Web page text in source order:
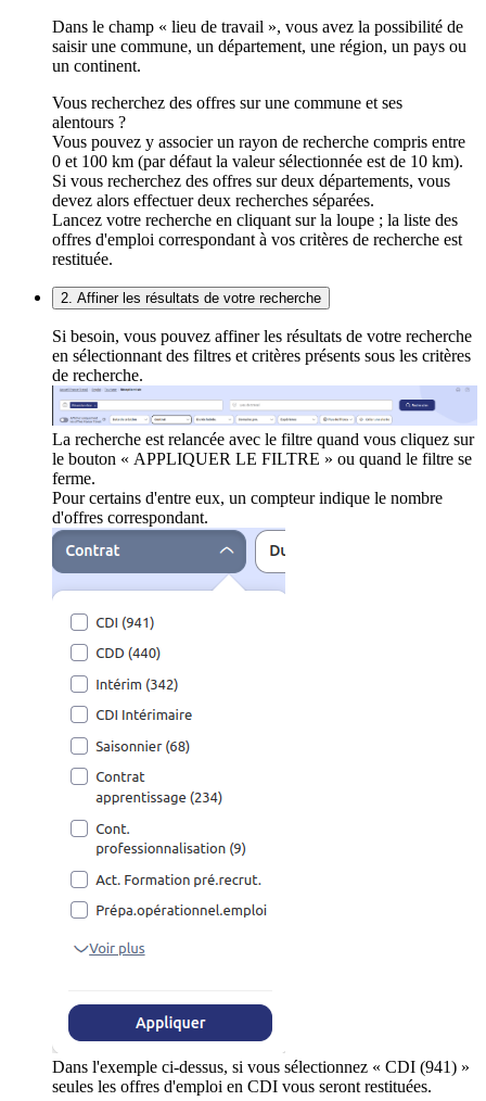
Dans le champ « lieu de travail », vous avez la possibilité de
saisir une commune, un département, une région, un pays ou
un continent.
Vous recherchez des offres sur une commune et ses
alentours ?
Vous pouvez y associer un rayon de recherche compris entre
0 et 100 km (par défaut la valeur sélectionnée est de 10 km).
Si vous recherchez des offres sur deux départements, vous
devez alors effectuer deux recherches séparées.
Lancez votre recherche en cliquant sur la loupe ; la liste des
offres d'emploi correspondant à vos critères de recherche est
restituée.
2. Affiner les résultats de votre recherche
Si besoin, vous pouvez affiner les résultats de votre recherche
en sélectionnant des filtres et critères présents sous les critères
de recherche.
La recherche est relancée avec le filtre quand vous cliquez sur
le bouton « APPLIQUER LE FILTRE » ou quand le filtre se
ferme.
Pour certains d'entre eux, un compteur indique le nombre
d'offres correspondant.
Dans l'exemple ci-dessus, si vous sélectionnez « CDI (941) »
seules les offres d'emploi en CDI vous seront restituées.